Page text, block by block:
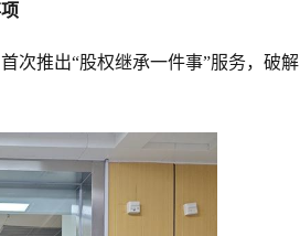
次推出“股权继承一件事”服务，破解